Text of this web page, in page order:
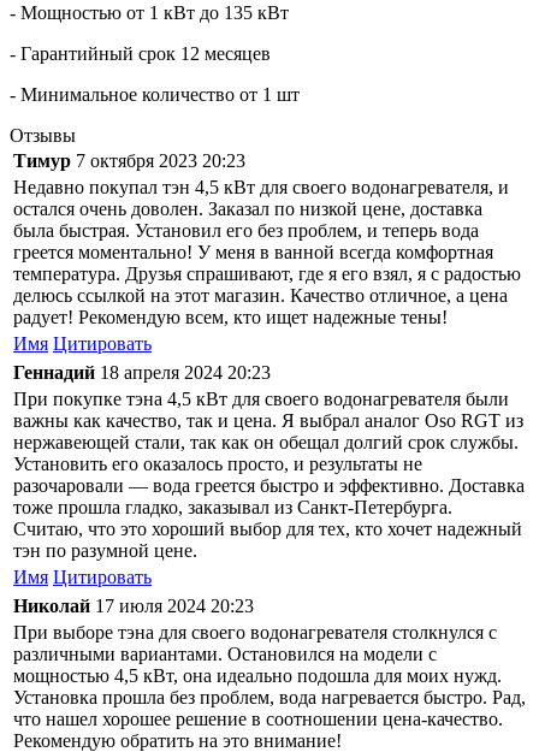
- Мощностью от 1 кВт до 135 кВт
- Гарантийный срок 12 месяцев
- Минимальное количество от 1 шт
Отзывы
Тимур 7 октября 2023 20:23
Недавно покупал тэн 4,5 кВт для своего водонагревателя, и
остался очень доволен. Заказал по низкой цене, доставка
была быстрая. Установил его без проблем, и теперь вода
греется моментально! У меня в ванной всегда комфортная
температура. Друзья спрашивают, где я его взял, я с радостью
делюсь ссылкой на этот магазин. Качество отличное, а цена
радует! Рекомендую всем, кто ищет надежные тены!
Имя Цитировать
Геннадий 18 апреля 2024 20:23
При покупке тэна 4,5 кВт для своего водонагревателя были
важны как качество, так и цена. Я выбрал аналог Oso RGT из
нержавеющей стали, так как он обещал долгий срок службы.
Установить его оказалось просто, и результаты не
разочаровали — вода греется быстро и эффективно. Доставка
тоже прошла гладко, заказывал из Санкт-Петербурга.
Считаю, что это хороший выбор для тех, кто хочет надежный
тэн по разумной цене.
Имя Цитировать
Николай 17 июля 2024 20:23
При выборе тэна для своего водонагревателя столкнулся с
различными вариантами. Остановился на модели с
мощностью 4,5 кВт, она идеально подошла для моих нужд.
Установка прошла без проблем, вода нагревается быстро. Рад,
что нашел хорошее решение в соотношении цена-качество.
Рекомендую обратить на это внимание!